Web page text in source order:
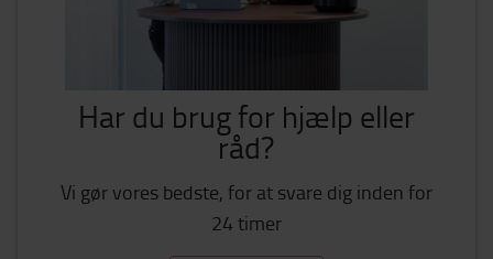
Har du brug for hjælp eller
råd?
Vi gør vores bedste, for at svare dig inden for
24 timer